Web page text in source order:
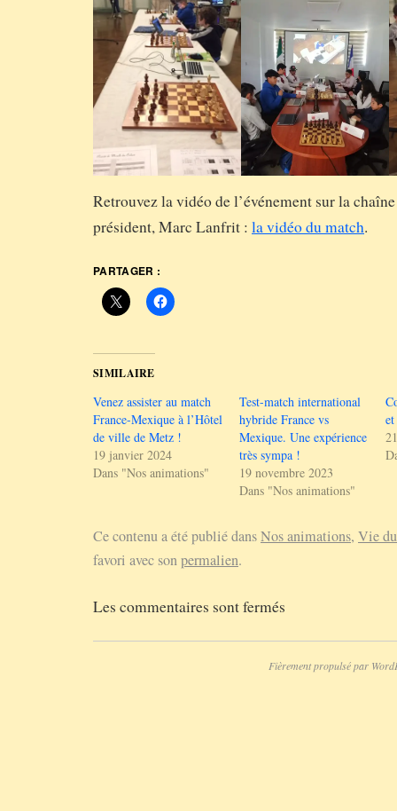
Retrouvez la vidéo de l’événement sur la
président, Marc Lanfrit : la vidéo du match.
PARTAGER :
SIMILAIRE
Venez assister au match
France-Mexique à l’Hôtel
de ville de Metz !
19 janvier 2024
Dans "Nos animations"
Test-match international
hybride France vs
Mexique. Une expérience
très sympa !
19 novembre 2023
Dans "Nos animations"
Ce contenu a été publié dansNos animations, Vie
favori avec sonpermalien.
Les commentaires sont fermés
Fièrement propulsé par